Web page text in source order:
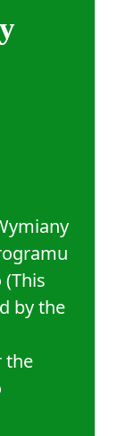
(This
by the
the